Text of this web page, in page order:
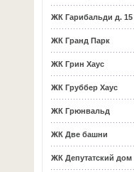
ЖК Гарибальди д. 15
ЖК Гранд Парк
ЖК Грин Хаус
ЖК Груббер Хаус
ЖК Грюнвальд
ЖК Две башни
ЖК Депутатский дом